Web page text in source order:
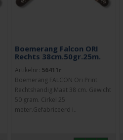
Boemerang Falcon ORI
Rechts 38cm.50gr.25m.
Artikelnr: 56411r
Boemerang FALCON Ori Print
Rechtshandig.Maat 38 cm. Gewicht
50 gram. Cirkel 25
meter.Gefabriceerd i..